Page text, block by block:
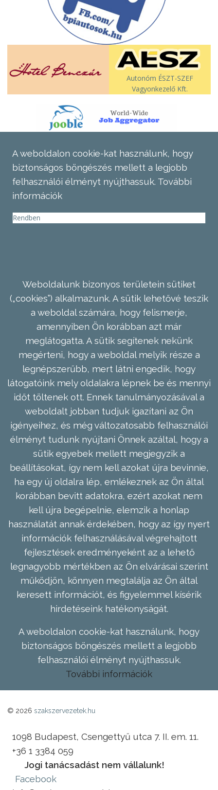
Autonóm ÉSZT-SZEF
Vagyonkezelő Kft.
A weboldalon cookie-kat használunk, hogy
biztonságos böngészés mellett a legjobb
felhasználói élményt nyújthassuk. További
információk
Rendben
Weboldalunk bizonyos területein sütiket
(„cookies”) alkalmazunk. A sütik lehetővé teszik
a weboldal számára, hogy felismerje,
amennyiben Ön korábban azt már
meglátogatta. A sütik segítenek nekünk
megérteni, hogy a weboldal melyik része a
legnépszerűbb, mert látni engedik, hogy
látogatóink mely oldalakra lépnek be és mennyi
időt töltenek ott. Ennek tanulmányozásával a
weboldalt jobban tudjuk igazítani az Ön
igényeihez, és még változatosabb felhasználói
élményt tudunk nyújtani Önnek azáltal, hogy a
sütik egyebek mellett megjegyzik a
beállításokat, így nem kell azokat újra bevinnie,
ha egy új oldalra lép, emlékeznek az Ön által
korábban bevitt adatokra, ezért azokat nem
kell újra begépelnie, elemzik a honlap
használatát annak érdekében, hogy az így nyert
információk felhasználásával végrehajtott
fejlesztések eredményeként az a lehető
legnagyobb mértékben az Ön elvárásai szerint
működjön, könnyen megtalálja az Ön által
keresett információt, és figyelemmel kísérik
hirdetéseink hatékonyságát.
A weboldalon cookie-kat használunk, hogy
biztonságos böngészés mellett a legjobb
felhasználói élményt nyújthassuk.
További információk
© 2026 szakszervezetek.hu
1098 Budapest, Csengettyű utca 7. II. em. 11.
+36 1 3384 059
Jogi tanácsadást nem vállalunk!
Facebook